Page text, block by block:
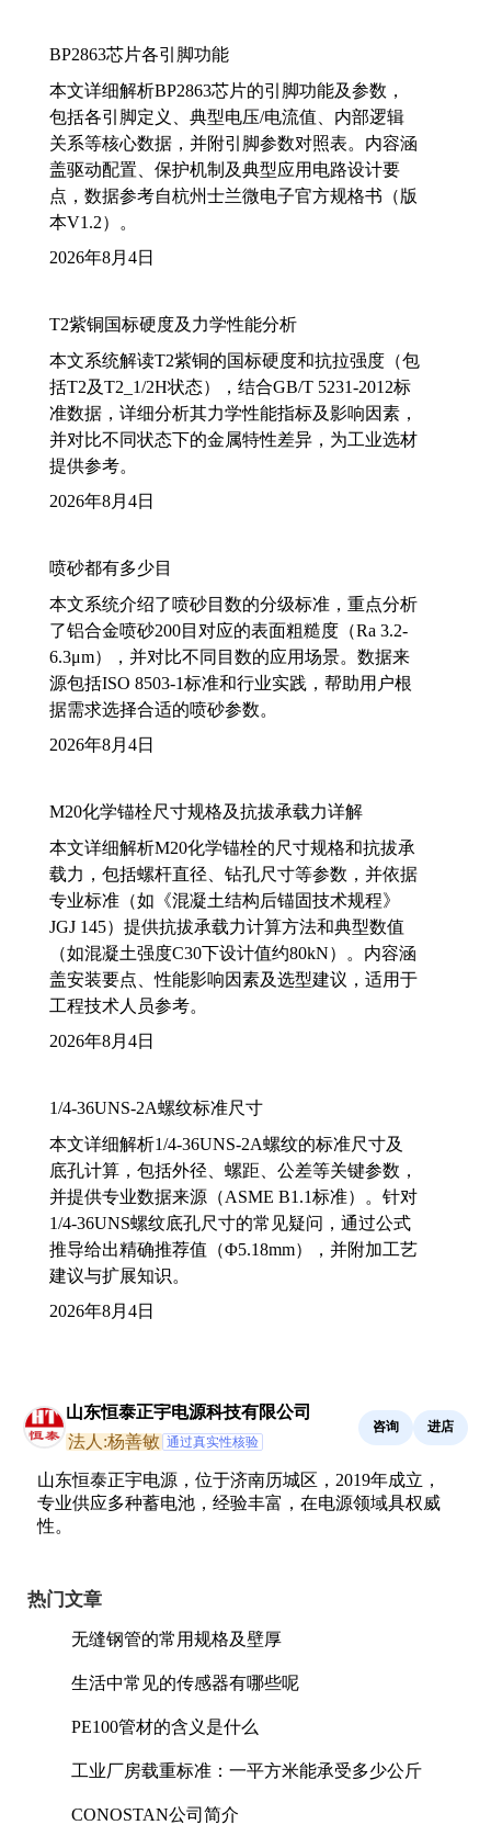
BP2863芯片各引脚功能
本文详细解析BP2863芯片的引脚功能及参数，
包括各引脚定义、典型电压/电流值、内部逻辑
关系等核心数据，并附引脚参数对照表。内容涵
盖驱动配置、保护机制及典型应用电路设计要
点，数据参考自杭州士兰微电子官方规格书（版
本V1.2）。
2026年8月4日
T2紫铜国标硬度及力学性能分析
本文系统解读T2紫铜的国标硬度和抗拉强度（包
括T2及T2_1/2H状态），结合GB/T 5231-2012标
准数据，详细分析其力学性能指标及影响因素，
并对比不同状态下的金属特性差异，为工业选材
提供参考。
2026年8月4日
喷砂都有多少目
本文系统介绍了喷砂目数的分级标准，重点分析
了铝合金喷砂200目对应的表面粗糙度（Ra 3.2-
6.3μm），并对比不同目数的应用场景。数据来
源包括ISO 8503-1标准和行业实践，帮助用户根
据需求选择合适的喷砂参数。
2026年8月4日
M20化学锚栓尺寸规格及抗拔承载力详解
本文详细解析M20化学锚栓的尺寸规格和抗拔承
载力，包括螺杆直径、钻孔尺寸等参数，并依据
专业标准（如《混凝土结构后锚固技术规程》
JGJ 145）提供抗拔承载力计算方法和典型数值
（如混凝土强度C30下设计值约80kN）。内容涵
盖安装要点、性能影响因素及选型建议，适用于
工程技术人员参考。
2026年8月4日
1/4-36UNS-2A螺纹标准尺寸
本文详细解析1/4-36UNS-2A螺纹的标准尺寸及
底孔计算，包括外径、螺距、公差等关键参数，
并提供专业数据来源（ASME B1.1标准）。针对
1/4-36UNS螺纹底孔尺寸的常见疑问，通过公式
推导给出精确推荐值（Φ5.18mm），并附加工艺
建议与扩展知识。
2026年8月4日
山东恒泰正宇电源科技有限公司
法人:杨善敏 通过真实性核验
咨询 进店
山东恒泰正宇电源，位于济南历城区，2019年成立，
专业供应多种蓄电池，经验丰富，在电源领域具权威
性。
热门文章
无缝钢管的常用规格及壁厚
生活中常见的传感器有哪些呢
PE100管材的含义是什么
工业厂房载重标准：一平方米能承受多少公斤
CONOSTAN公司简介